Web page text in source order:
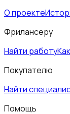
О проекте
Фрилансеру
Найти работу
Покупателю
Найти
Помощь